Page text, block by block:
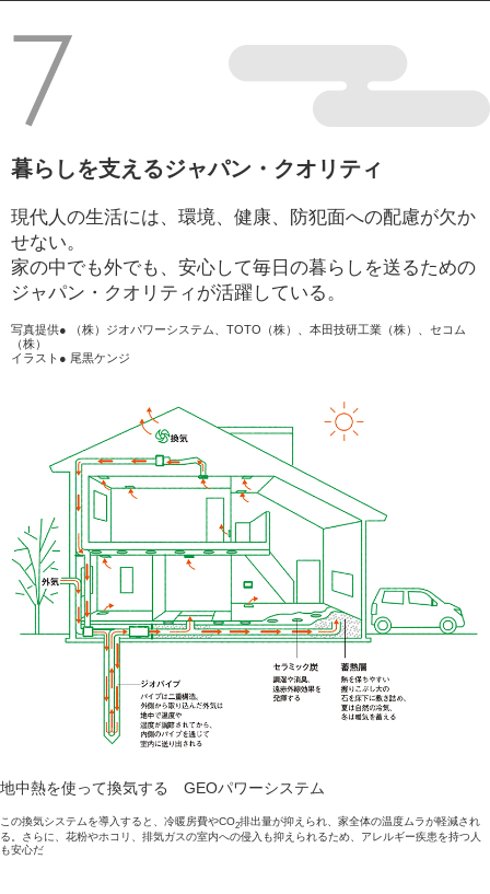
暮らしを支えるジャパン・クオリティ
現代人の生活には、環境、健康、防犯面への配慮が欠か
せない。
家の中でも外でも、安心して毎日の暮らしを送るための
ジャパン・クオリティが活躍している。
写真提供● （株）ジオパワーシステム、TOTO（株）、本田技研工業（株）、セコム
（株）
イラスト● 尾黒ケンジ
地中熱を使って換気する GEOパワーシステム
この換気システムを導入すると、冷暖房費やCO2排出量が抑えられ、家全体の温度ムラが軽減され
る。さらに、花粉やホコリ、排気ガスの室内への侵入も抑えられるため、アレルギー疾患を持つ人
も安心だ